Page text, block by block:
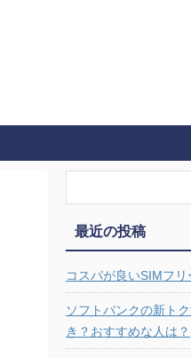
最近の投稿
コスパが良いSIMフ
ソフトバンクの新ト
き？おすすめな人は？